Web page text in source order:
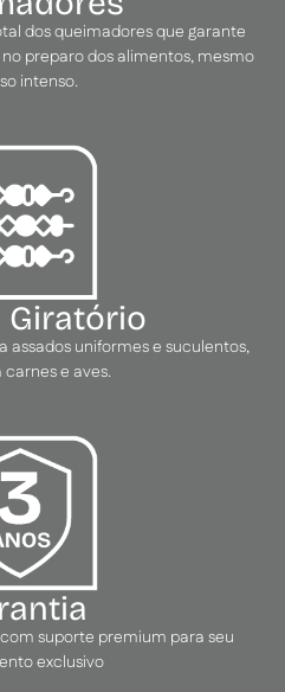
dos queimadores que garante
preparo dos alimentos, mesmo
intenso.
Giratório
assados uniformes e suculentos,
carnes e aves.
suporte premium para seu
exclusivo